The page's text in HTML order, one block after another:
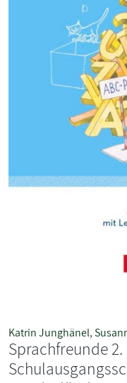
Katrin Junghänel,
Sprachfreunde